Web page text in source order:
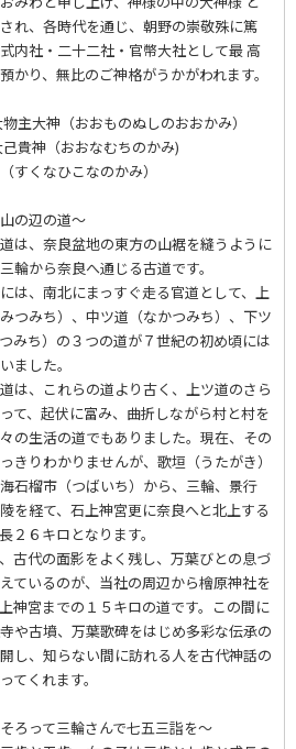
れ、各時代を通じ、朝野の崇敬殊に篤
内社・二十二社・官幣大社として最 高
かり、無比のご神格がうかがわれます。
主大神（おおものぬしのおおかみ）
貴神（おおなむちのかみ)
すくなひこなのかみ）
の辺の道～
は、奈良盆地の東方の山裾を縫うように
輪から奈良へ通じる古道です。
は、南北にまっすぐ走る官道として、上
つみち）、中ツ道（なかつみち）、下ツ
みち）の３つの道が７世紀の初め頃には
ました。
は、これらの道より古く、上ツ道のさら
て、起伏に富み、曲折しながら村と村を
の生活の道でもありました。現在、その
きりわかりませんが、歌垣（うたがき）
石榴市（つばいち）から、三輪、景行
を経て、石上神宮更に奈良へと北上する
２６キロとなります。
古代の面影をよく残し、万葉びとの息づ
ているのが、当社の周辺から檜原神社を
神宮までの１５キロの道です。この間に
や古墳、万葉歌碑をはじめ多彩な伝承の
し、知らない間に訪れる人を古代神話の
てくれます。
ろって三輪さんで七五三詣を～